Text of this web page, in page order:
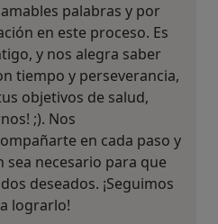
palabras y por
en este proceso. Es
y nos alegra saber
tiempo y perseverancia,
objetivos de salud,
;). Nos
en cada paso y
sea necesario para que
deseados. ¡Seguimos
lograrlo!